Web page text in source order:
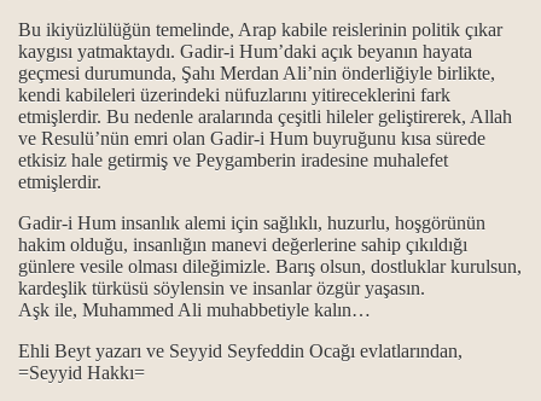
Bu ikiyüzlülüğün temelinde, Arap kabile reislerinin politik çıkar
kaygısı yatmaktaydı. Gadir-i Hum’daki açık beyanın hayata
geçmesi durumunda, Şahı Merdan Ali’nin önderliğiyle birlikte,
kendi kabileleri üzerindeki nüfuzlarını yitireceklerini fark
etmişlerdir. Bu nedenle aralarında çeşitli hileler geliştirerek, Allah
ve Resulü’nün emri olan Gadir-i Hum buyruğunu kısa sürede
etkisiz hale getirmiş ve Peygamberin iradesine muhalefet
etmişlerdir.
Gadir-i Hum insanlık alemi için sağlıklı, huzurlu, hoşgörünün
hakim olduğu, insanlığın manevi değerlerine sahip çıkıldığı
günlere vesile olması dileğimizle. Barış olsun, dostluklar kurulsun,
kardeşlik türküsü söylensin ve insanlar özgür yaşasın.
Aşk ile, Muhammed Ali muhabbetiyle kalın…
Ehli Beyt yazarı ve Seyyid Seyfeddin Ocağı evlatlarından,
=Seyyid Hakkı=
mi?